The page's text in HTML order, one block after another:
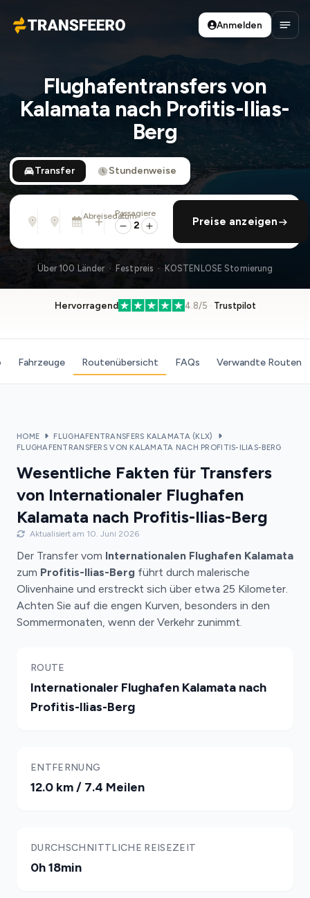
Transfeero
Anmelden
Flughafentransfers von
Kalamata nach Profitis-Ilias-
Berg
Transfer Stundenweise
Von
Adresse, Flughafen, Hotel, ...
Nach
Adresse, Flughafen, Hotel, ...
Abreisedatum
Mo., 10. Aug. · 01:45 PM
rückfahrt hinzufügen
Passagiere
2 Preise anzeigen
Über 100 Länder · Festpreis · KOSTENLOSE Stornierung
Hervorragend 4.8/5 · Trustpilot
Fahrzeuge Routenübersicht FAQs Verwandte Routen
HOME
FLUGHAFENTRANSFERS KALAMATA (KLX)
FLUGHAFENTRANSFERS VON KALAMATA NACH PROFITIS-ILIAS-BERG
Wesentliche Fakten für Transfers
von Internationaler Flughafen
Kalamata nach Profitis-Ilias-Berg
Aktualisiert am 10. Juni 2026
Der Transfer vom Internationalen Flughafen Kalamata
zum Profitis-Ilias-Berg führt durch malerische
Olivenhaine und erstreckt sich über etwa 25 Kilometer.
Achten Sie auf die engen Kurven, besonders in den
Sommermonaten, wenn der Verkehr zunimmt.
ROUTE
Internationaler Flughafen Kalamata nach
Profitis-Ilias-Berg
ENTFERNUNG
12.0 km / 7.4 Meilen
DURCHSCHNITTLICHE REISEZEIT
0h 18min